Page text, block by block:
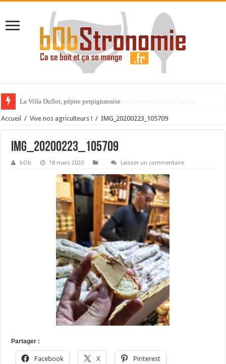
La Villa Duflot, pépite perpignanaise
Accueil / Vive nos agriculteurs ! / IMG_20200223_105709
IMG_20200223_105709
bOb 18 mars 2020 Laisser un commentaire
Partager :
Facebook X Pinterest